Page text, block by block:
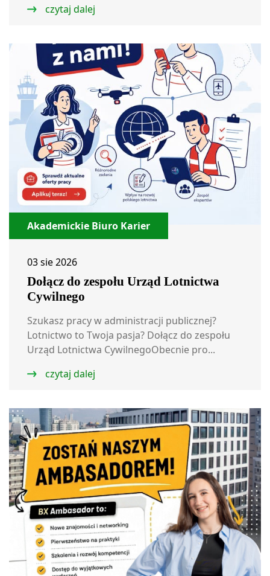
czytaj dalej
Akademickie Biuro Karier
03 sie 2026
Dołącz do zespołu Urząd Lotnictwa
Cywilnego
Szukasz pracy w administracji publicznej?
Lotnictwo to Twoja pasja? Dołącz do zespołu
Urząd Lotnictwa CywilnegoObecnie pro...
czytaj dalej